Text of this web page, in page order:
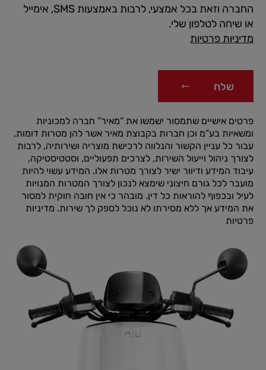
החברה וזאת בכל אמצעי, לרבות באמצעות SMS, אימייל
או שיחה לטלפון שלי.
מדיניות פרטיות
שלח
פרטים אישיים שתמסור ישמשו את “מאיר” חברה למכוניות
ומשאיות בע”מ וכן חברות בקבוצת מאיר אשר להן מטרות דומות,
עבור כל עניין הקשור והנלווה לרכישת מוצריה ושירותיה, לרבות
לצורך ניהול וייעול השירות, לצרכים תפעוליים, וסטטיסטיקה,
עיבוד המידע ודיוור ישיר לצורך מטרות אלו. המידע עשוי להיות
מועבר לכל גורם חיצוני שימצא לנכון לצורך המטרות המנויות
לעיל ובכפוף להוראות כל דין. מובהר כי אין חובה חוקית למסור
את המידע אך ללא מסירתו לא נוכל לספק לך שירות. מדיניות
פרטיות